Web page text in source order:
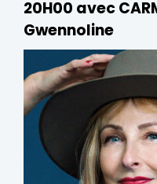
20H00 avec
Gwennoline